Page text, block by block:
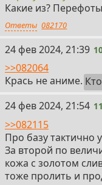
Какие из?
Ответы 082170
10
24 фев 2024, 21:39
>>082064
Крась не аниме.
11
24 фев 2024, 21:54 11
>>082115
Про базу тактично
За второй по
кожа с золотом
тоже пролить и